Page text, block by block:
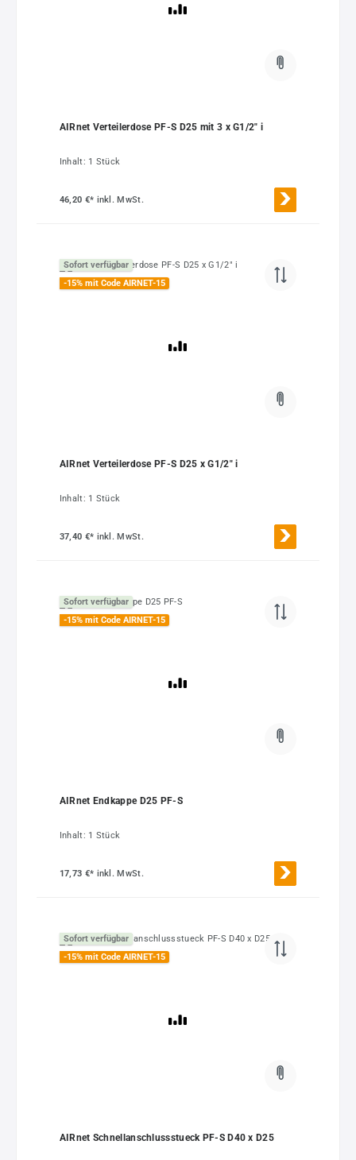
AIRnet Verteilerdose PF-S D25 mit 3 x G1/2" i
Inhalt: 1 Stück
46,20 €* inkl. MwSt.
Sofort verfügbar
-15% mit Code AIRNET-15
AIRnet Verteilerdose PF-S D25 x G1/2" i
Inhalt: 1 Stück
37,40 €* inkl. MwSt.
Sofort verfügbar
-15% mit Code AIRNET-15
AIRnet Endkappe D25 PF-S
Inhalt: 1 Stück
17,73 €* inkl. MwSt.
Sofort verfügbar
-15% mit Code AIRNET-15
AIRnet Schnellanschlussstueck PF-S D40 x D25